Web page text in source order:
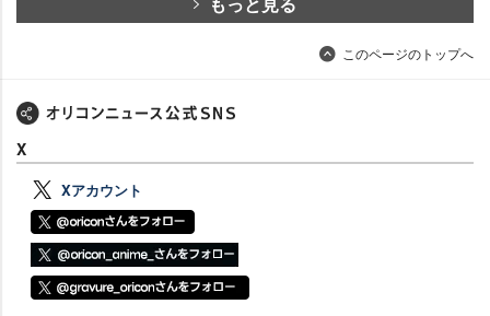
このページのトップへ
X
Xアカウント